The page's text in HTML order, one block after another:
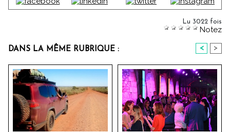
Lu 3022 fois
Notez
DANS LA MÊME RUBRIQUE : < >